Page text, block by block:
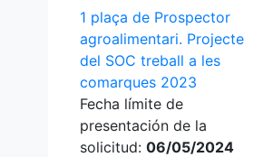
1 plaça de Prospector
agroalimentari. Projecte
del SOC treball a les
comarques 2023
Fecha límite de
presentación de la
solicitud: 06/05/2024